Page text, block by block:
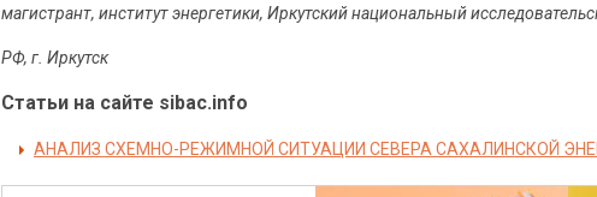
магистрант, институт энергетики, Иркутский национальный
РФ, г. Иркутск
Статьи на сайте sibac.info
АНАЛИЗ СХЕМНО-РЕЖИМНОЙ СИТУАЦИИ СЕВЕРА САХАЛИНСКОЙ